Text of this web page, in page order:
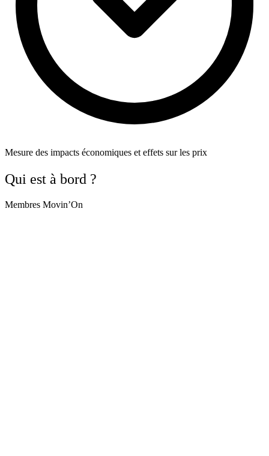
Mesure des impacts économiques et effets sur les prix
Qui est à bord ?
Membres Movin’On